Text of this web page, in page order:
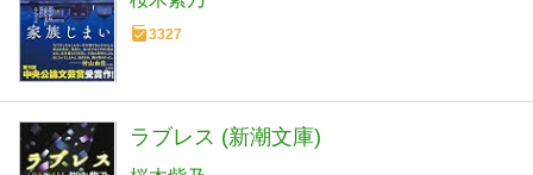
3327
ラブレス (新潮文庫)